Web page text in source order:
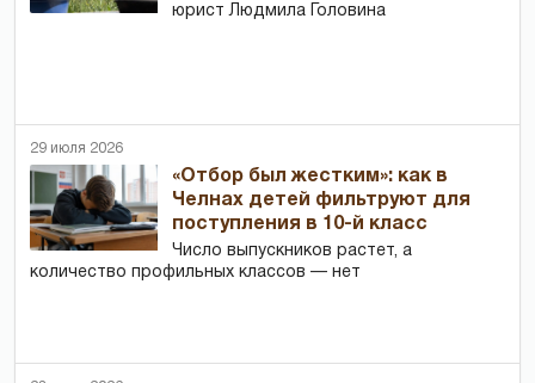
юрист Людмила Головина
29 июля 2026
«Отбор был жестким»: как в
Челнах детей фильтруют для
поступления в 10-й класс
Число выпускников растет, а
количество профильных классов — нет